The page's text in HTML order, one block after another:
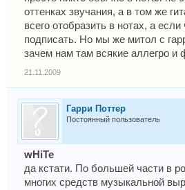
оттенках звучания, а в том же
всего отобразить в нотах, а если
подписать. Но мы же митол с
зачем нам там всякие аллегро и
21.11.2009
Гарри Поттер
Постоянный пользователь
wHiTe
да кстати. По большей части в
многих средств музыкальной